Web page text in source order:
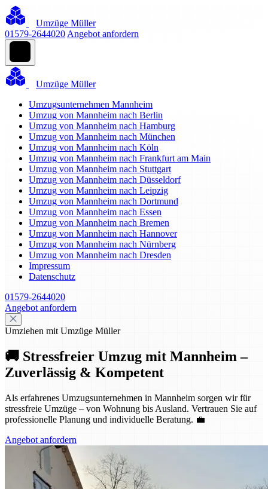
Umzüge Müller
01579-2644020 Angebot anfordern
Umzüge Müller
Umzugsunternehmen Mannheim
Umzug von Mannheim nach Berlin
Umzug von Mannheim nach Hamburg
Umzug von Mannheim nach München
Umzug von Mannheim nach Köln
Umzug von Mannheim nach Frankfurt am Main
Umzug von Mannheim nach Stuttgart
Umzug von Mannheim nach Düsseldorf
Umzug von Mannheim nach Leipzig
Umzug von Mannheim nach Dortmund
Umzug von Mannheim nach Essen
Umzug von Mannheim nach Bremen
Umzug von Mannheim nach Hannover
Umzug von Mannheim nach Nürnberg
Umzug von Mannheim nach Dresden
Impressum
Datenschutz
01579-2644020
Angebot anfordern
Umziehen mit Umzüge Müller
🚚 Stressfreier Umzug mit Mannheim –
Zuverlässig & Kompetent
Als erfahrenes Umzugsunternehmen in Mannheim sorgen wir für
stressfreie Umzüge – von Wohnung bis Ausland. Vertrauen Sie auf
professionelle Planung und individuelle Beratung. 💼
Angebot anfordern